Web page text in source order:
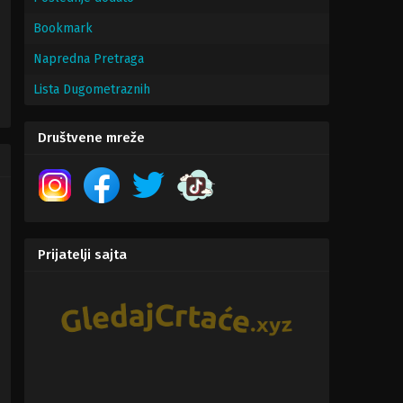
Bookmark
Napredna Pretraga
Lista Dugometraznih
Društvene mreže
Prijatelji sajta